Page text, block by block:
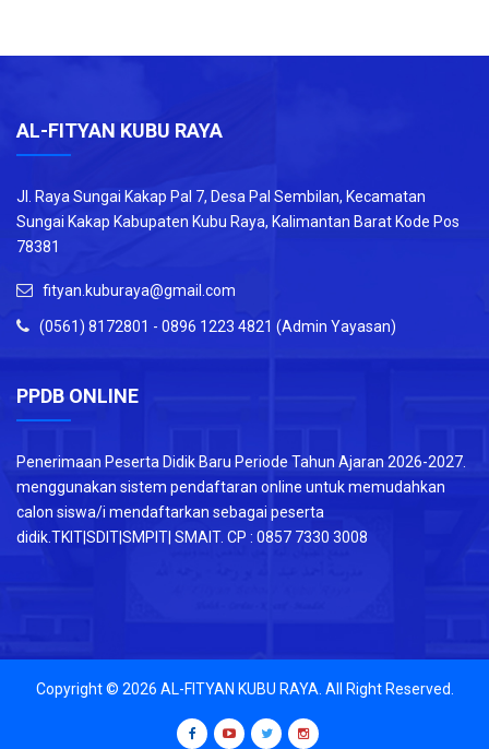
AL-FITYAN KUBU RAYA
Jl. Raya Sungai Kakap Pal 7, Desa Pal Sembilan, Kecamatan
Sungai Kakap Kabupaten Kubu Raya, Kalimantan Barat Kode Pos
78381
fityan.kuburaya@gmail.com
(0561) 8172801 - 0896 1223 4821 (Admin Yayasan)
PPDB ONLINE
Penerimaan Peserta Didik Baru Periode Tahun Ajaran 2026-2027.
menggunakan sistem pendaftaran online untuk memudahkan
calon siswa/i mendaftarkan sebagai peserta
didik.TKIT|SDIT|SMPIT| SMAIT. CP : 0857 7330 3008
Copyright © 2026 AL-FITYAN KUBU RAYA . All Right Reserved.